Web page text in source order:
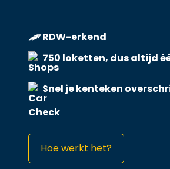
RDW-erkend
750 loketten, dus altijd
Snel je kenteken
Hoe werkt het?